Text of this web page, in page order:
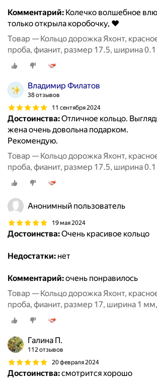
Комментарий: Колечко волшебное
только открыла коробочку, ❤️
Товар — Кольцо дорожка Яхонт,
проба, фианит, размер 17.5, ширина
бесцветный
Владимир Филатов
38 отзывов
11 сентября 2024
Достоинства:Отличное кольцо.
жена очень довольна подарком.
Рекомендую.
Товар — Кольцо дорожка Яхонт,
проба, фианит, размер 17.5, ширина
бесцветный
Анонимный пользователь
19 мая 2024
Достоинства:Очень красивое кольцо
Недостатки: нет
Комментарий:очень понравилось
Товар — Кольцо дорожка Яхонт,
проба, фианит, размер 17, ширина 1
Галина П.
112 отзывов
20 февраля 2024
Достоинства:смотрится хорошо